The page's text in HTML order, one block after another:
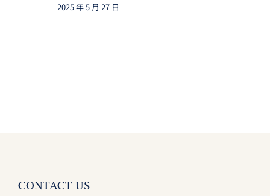
2025 年 5 月 27 日
CONTACT US